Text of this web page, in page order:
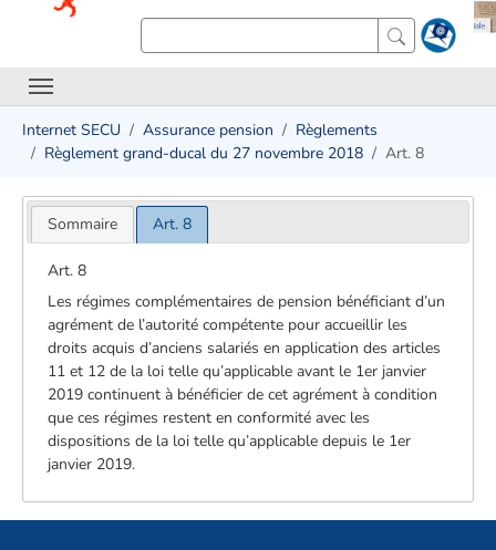
Internet SECU Assurance pension
Règlements
Règlement grand-ducal du 27 novembre 2018
Art. 8
Sommaire Art. 8
Art. 8
Les régimes complémentaires de pension bénéficiant d’un
agrément de l’autorité compétente pour accueillir les
droits acquis d’anciens salariés en application des articles
11 et 12 de la loi telle qu’applicable avant le 1er janvier
2019 continuent à bénéficier de cet agrément à condition
que ces régimes restent en conformité avec les
dispositions de la loi telle qu’applicable depuis le 1er
janvier 2019.